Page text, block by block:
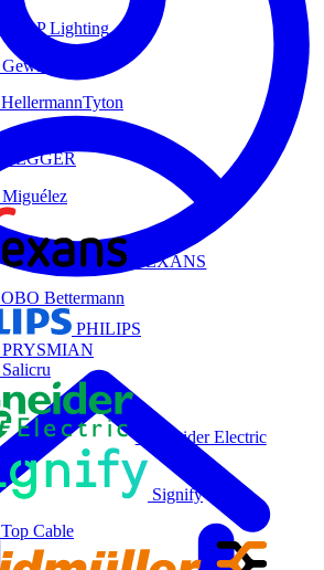
ETAP Lighting
Gewiss
HellermannTyton
MEGGER
Miguélez
NEXANS
OBO Bettermann
PHILIPS
PRYSMIAN
Salicru
Schneider Electric
Signify
Top Cable